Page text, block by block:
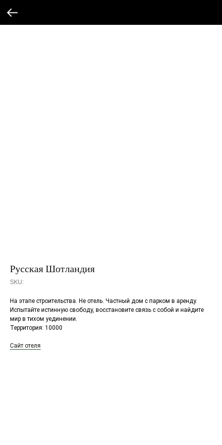
Русская Шотландия
SKU:
На этапе строительства. Не отель. Частный дом с парком в аренду.
Испытайте истинную свободу, восстановите связь с собой и найдите
мир в тихом уединении.
Территория: 10000
Сайт отеля